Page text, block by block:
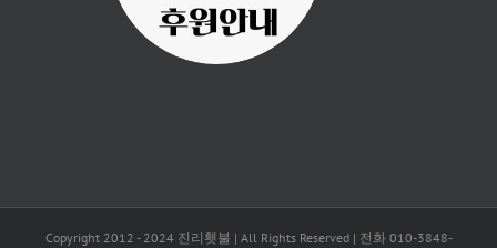
Copyright 2012 - 2024 진리횃불 | All Rights Reserved | 전화 010-3848-